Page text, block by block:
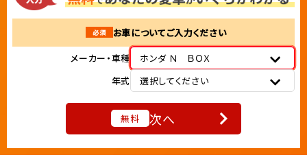
必須
お車についてご入力ください
メーカー・車種
ホンダ Ｎ ＢＯＸ
年式
選択してください
無料 次へ